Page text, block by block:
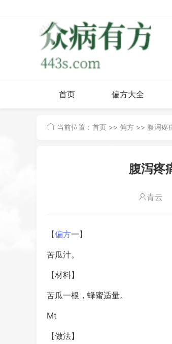
首页 偏方大全
当前位置： 首页 >> 偏方 >> 腹泻疼
腹泻疼
青云
【偏方一】
苦瓜汁。
【材料】
苦瓜一根，蜂蜜适量。
Mt
【做法】